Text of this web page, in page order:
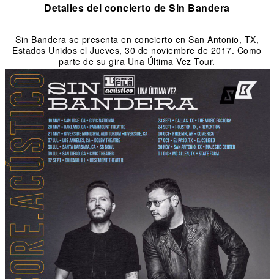
Detalles del concierto de Sin Bandera
Sin Bandera se presenta en concierto en San Antonio, TX,
Estados Unidos el Jueves, 30 de noviembre de 2017. Como
parte de su gira Una Última Vez Tour.